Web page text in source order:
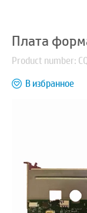
Плата
Product number:
В избранное